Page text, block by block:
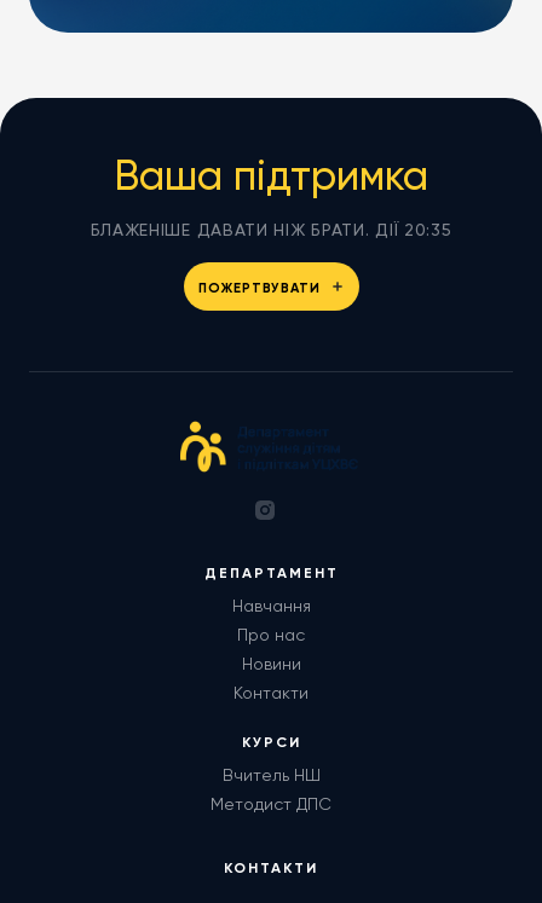
Ваша підтримка
БЛАЖЕНІШЕ ДАВАТИ НІЖ БРАТИ. ДІЇ 20:35
ПОЖЕРТВУВАТИ
ДЕПАРТАМЕНТ
Навчання
Про нас
Новини
Контакти
КУРСИ
Вчитель НШ
Методист ДПС
КОНТАКТИ